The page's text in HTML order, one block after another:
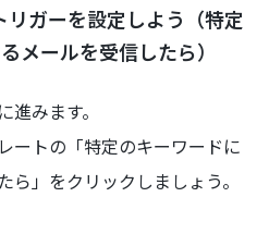
ガーを設定しよう（特定
メールを受信したら）
みます。
ートの「特定のキーワードに
」をクリックしましょう。